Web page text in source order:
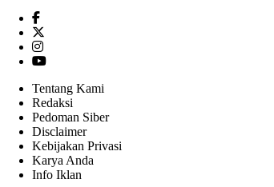
Tentang Kami
Redaksi
Pedoman Siber
Disclaimer
Kebijakan Privasi
Karya Anda
Info Iklan